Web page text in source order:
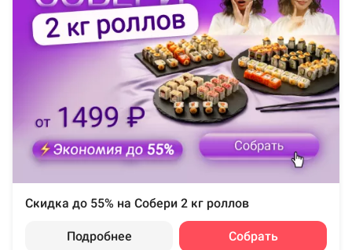
Скидка до 55% на Собери 2 кг роллов
Подробнее Собрать